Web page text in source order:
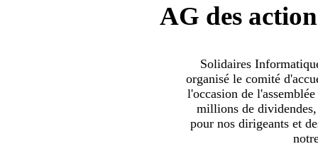
AG des
Solidaires
organisé le comité
l'occasion de
millions de
pour nos dirigeants et